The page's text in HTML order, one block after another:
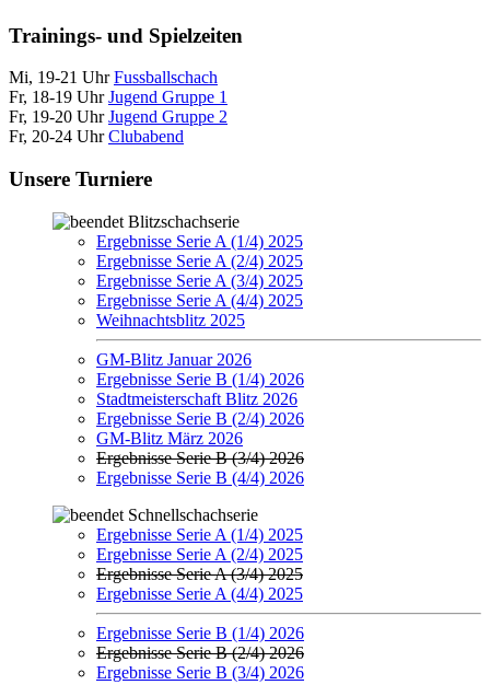
Trainings- und Spielzeiten
Mi, 19-21 UhrFussballschach
Fr, 18-19 UhrJugend Gruppe 1
Fr, 19-20 UhrJugend Gruppe 2
Fr, 20-24 UhrClubabend
Unsere Turniere
Blitzschachserie
Ergebnisse Serie A (1/4) 2025
Ergebnisse Serie A (2/4) 2025
Ergebnisse Serie A (3/4) 2025
Ergebnisse Serie A (4/4) 2025
Weihnachtsblitz 2025
GM-Blitz Januar 2026
Ergebnisse Serie B (1/4) 2026
Stadtmeisterschaft Blitz 2026
Ergebnisse Serie B (2/4) 2026
GM-Blitz März 2026
Ergebnisse Serie B (3/4) 2026
Ergebnisse Serie B (4/4) 2026
Schnellschachserie
Ergebnisse Serie A (1/4) 2025
Ergebnisse Serie A (2/4) 2025
Ergebnisse Serie A (3/4) 2025
Ergebnisse Serie A (4/4) 2025
Ergebnisse Serie B (1/4) 2026
Ergebnisse Serie B (2/4) 2026
Ergebnisse Serie B (3/4) 2026